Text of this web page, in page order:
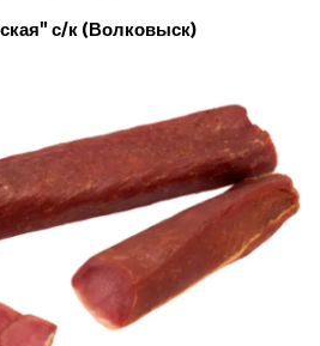
с/к (Волковыск)